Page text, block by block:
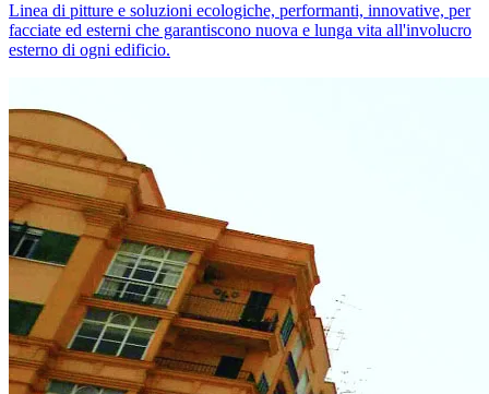
Linea di pitture e soluzioni ecologiche, performanti, innovative, per
facciate ed esterni che garantiscono nuova e lunga vita all'involucro
esterno di ogni edificio.